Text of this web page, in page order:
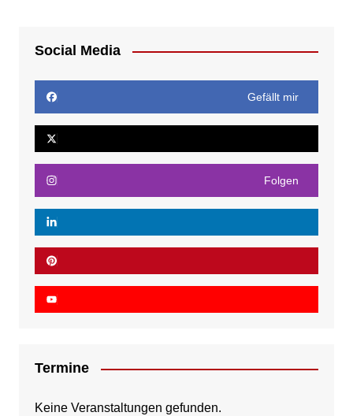
Social Media
Gefällt mir
Folgen
Termine
Keine Veranstaltungen gefunden.